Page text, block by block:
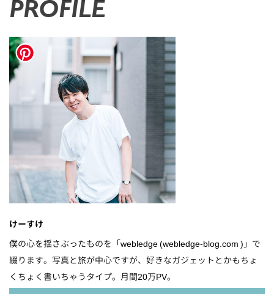
PROFILE
けーすけ
僕の心を揺さぶったものを「webledge (webledge-blog.com )」で
綴ります。写真と旅が中心ですが、好きなガジェットとかもちょ
くちょく書いちゃうタイプ。月間20万PV。